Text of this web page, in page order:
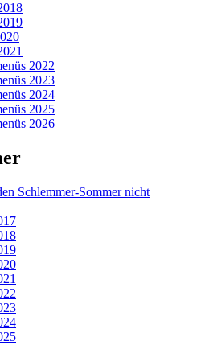
2022
2023
2024
2025
2026
Schlemmer-Sommer nicht